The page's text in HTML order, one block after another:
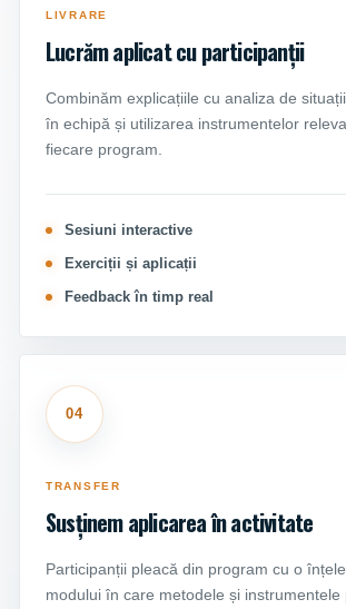
LIVRARE
Lucrăm aplicat cu participanții
Combinăm explicațiile cu analiza de
în echipă și utilizarea instrumentelor
fiecare program.
Sesiuni interactive
Exerciții și aplicații
Feedback în timp real
04
TRANSFER
Susținem aplicarea în activitate
Participanții pleacă din program cu o
modului în care metodele și instrumentele